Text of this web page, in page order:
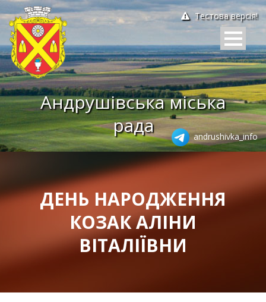
Тестова версія!
Андрушівська міська
рада
andrushivka_info
ДЕНЬ НАРОДЖЕННЯ
КОЗАК АЛІНИ
ВІТАЛІЇВНИ